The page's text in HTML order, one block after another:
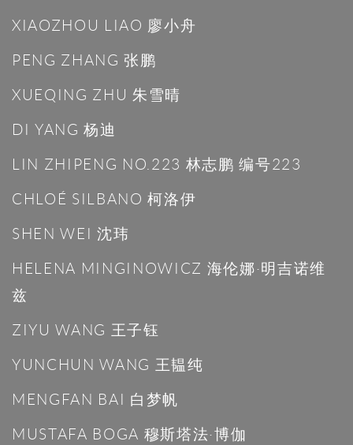
XIAOZHOU LIAO 廖小舟
PENG ZHANG 张鹏
XUEQING ZHU 朱雪晴
DI YANG 杨迪
LIN ZHIPENG NO.223 林志鹏 编号223
CHLOÉ SILBANO 柯洛伊
SHEN WEI 沈玮
HELENA MINGINOWICZ 海伦娜·明吉诺维
兹
ZIYU WANG 王子钰
YUNCHUN WANG 王韫纯
MENGFAN BAI 白梦帆
MUSTAFA BOGA 穆斯塔法·博伽